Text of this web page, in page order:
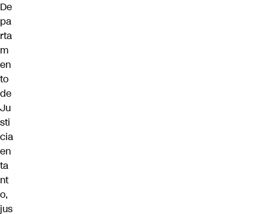
De
pa
rta
m
en
to
de
Ju
sti
cia
en
ta
nt
o,
jus